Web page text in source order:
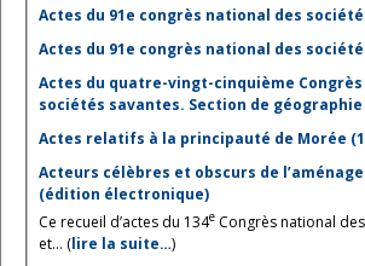
Actes du 91e congrès national des
Actes du 91e congrès national des
Actes du quatre-vingt-cinquième
sociétés savantes. Section de géographie
Actes relatifs à la principauté de Morée
Acteurs célèbres et obscurs de
(édition électronique)
Ce recueil d’actes du 134e Congrès national
et... (lire la suite…)